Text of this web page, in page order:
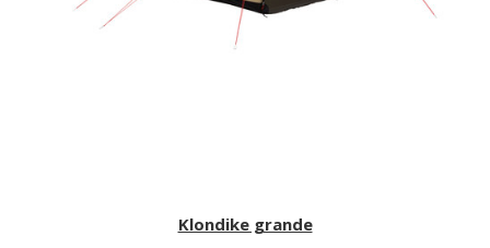
Klondike grande